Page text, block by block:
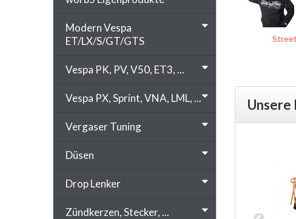
Modern Vespa
ET/LX/S/GT/GTS
Vespa PK, PV, V50, ET3, ...
Vespa PX, Sprint, VNA, LML, ...
Vergaser Tuning
Düsen
Drop Lenker
Zündkerzen, Stecker, ...